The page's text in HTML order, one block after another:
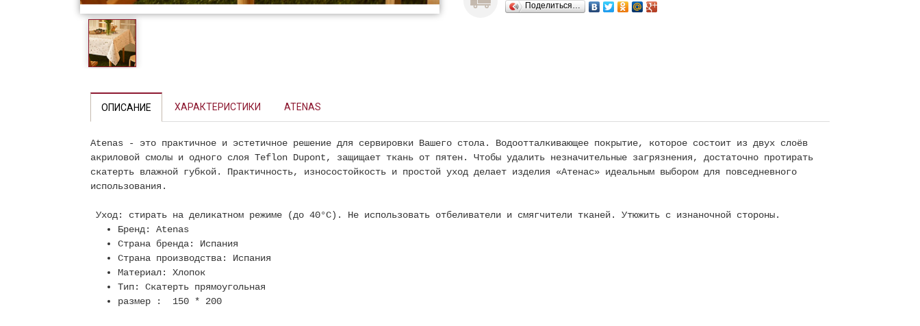
Поделиться…
ОПИСАНИЕ ХАРАКТЕРИСТИКИ ATENAS
Atenas - это практичное и эстетичное решение для сервировки Вашего стола. Водоотталкивающее покрытие, которое состоит из двух слоёв
акриловой смолы и одного слоя Teflon Dupont, защищает ткань от пятен. Чтобы удалить незначительные загрязнения, достаточно протирать
скатерть влажной губкой. Практичность, износостойкость и простой уход делает изделия «Атенас» идеальным выбором для повседневного
использования.
Уход: стирать на деликатном режиме (до 40°С). Не использовать отбеливатели и смягчители тканей. Утюжить с изнаночной стороны.
Бренд: Atenas
Страна бренда: Испания
Страна производства: Испания
Материал: Хлопок
Тип: Скатерть прямоугольная
размер : 150 * 200